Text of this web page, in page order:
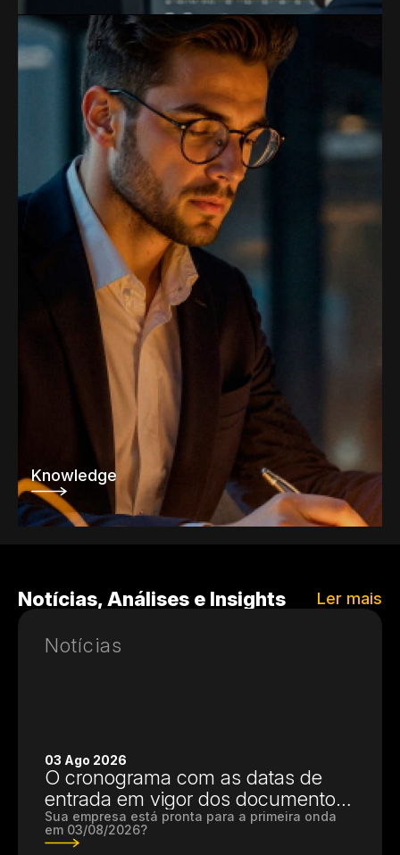
Knowledge
Notícias, Análises e Insights Ler mais
Notícias
03 Ago 2026
O cronograma com as datas de
entrada em vigor dos documentos
fiscais foi publicado, mas a falta de
IBS e CBS não impedirão as
Sua empresa está pronta para a primeira onda
em 03/08/2026?